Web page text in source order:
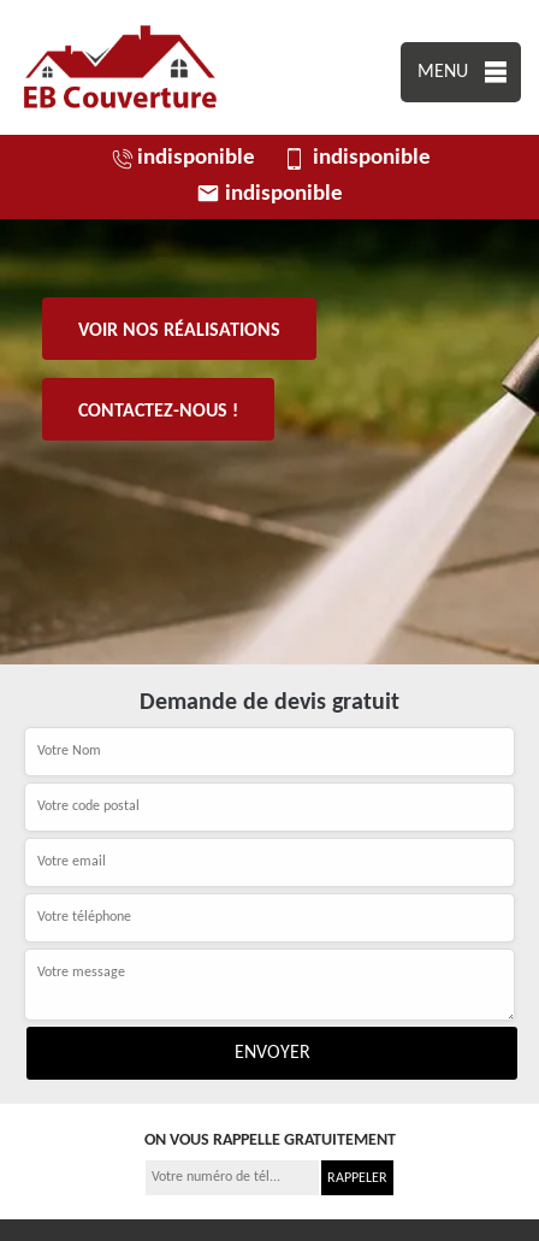
MENU
indisponible
indisponible
indisponible
VOIR NOS RÉALISATIONS
CONTACTEZ-NOUS !
Demande de devis gratuit
ON VOUS RAPPELLE GRATUITEMENT